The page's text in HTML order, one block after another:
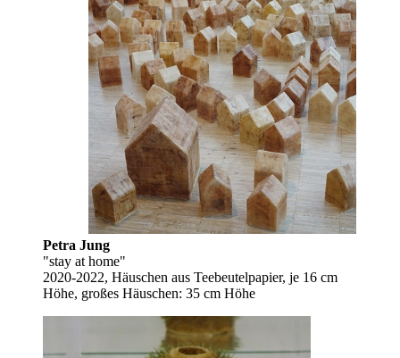
Petra Jung
"stay at home"
2020-2022, Häuschen aus Teebeutelpapier, je 16 cm
Höhe, großes Häuschen: 35 cm Höhe